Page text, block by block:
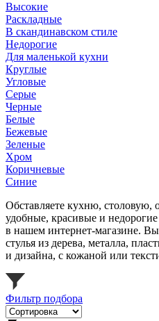
Высокие
Раскладные
В скандинавском стиле
Недорогие
Для маленькой кухни
Круглые
Угловые
Серые
Черные
Белые
Бежевые
Зеленые
Хром
Коричневые
Синие
Обставляете кухню, столовую,
удобные, красивые и
в нашем интернет-магазине.
стулья из дерева, металла,
и дизайна, с кожаной или
Фильтр подбора